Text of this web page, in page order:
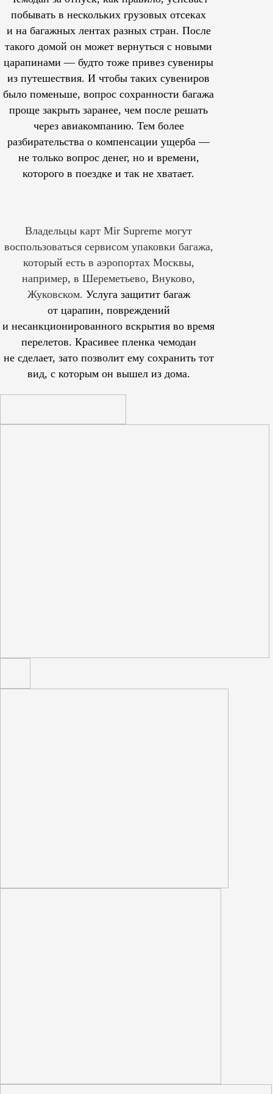
побывать в нескольких грузовых отсеках
и на багажных лентах разных стран. После
такого домой он может вернуться с новыми
царапинами — будто тоже привез сувениры
из путешествия. И чтобы таких сувениров
было поменьше, вопрос сохранности багажа
проще закрыть заранее, чем после решать
через авиакомпанию. Тем более
разбирательства о компенсации ущерба —
не только вопрос денег, но и времени,
которого в поездке и так не хватает.
Владельцы карт Mir Supreme могут
воспользоваться сервисом упаковки багажа,
который есть в аэропортах Москвы,
например, в Шереметьево, Внуково,
Жуковском. Услуга защитит багаж
от царапин, повреждений
и несанкционированного вскрытия во время
перелетов. Красивее пленка чемодан
не сделает, зато позволит ему сохранить тот
вид, с которым он вышел из дома.